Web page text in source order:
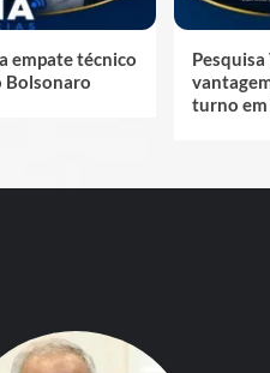
empate técnico
Bolsonaro
turno em